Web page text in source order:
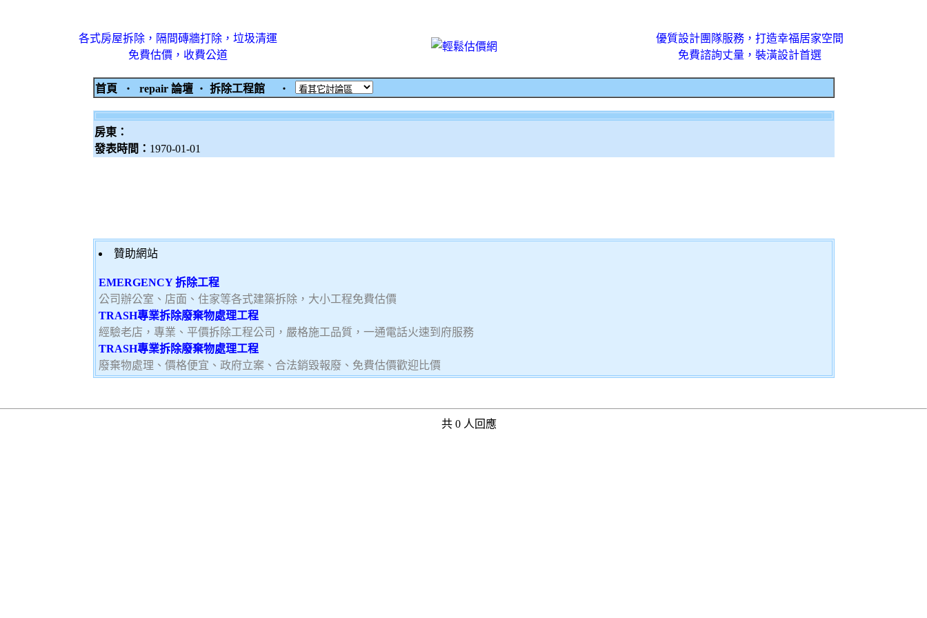
各式房屋拆除，隔間磚牆打除，垃圾清運
免費估價，收費公道
優質設計團隊服務，打造幸福居家空間
免費諮詢丈量，裝潢設計首選
首頁 ‧ repair 論壇 ‧ 拆除工程館 ‧
房東：
發表時間： 1970-01-01
贊助網站
EMERGENCY 拆除工程
公司辦公室、店面、住家等各式建築拆除，大小工程免費估價
TRASH專業拆除廢棄物處理工程
經驗老店，專業、平價拆除工程公司，嚴格施工品質，一通電話火速到府服務
TRASH專業拆除廢棄物處理工程
廢棄物處理、價格便宜、政府立案、合法銷毀報廢、免費估價歡迎比價
共 0 人回應